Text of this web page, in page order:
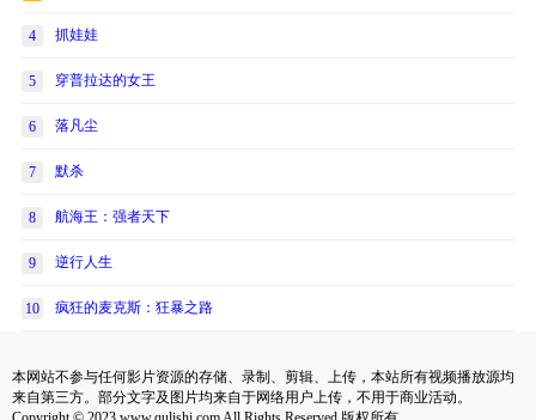
4 抓娃娃
5 穿普拉达的女王
6 落凡尘
7 默杀
8 航海王：强者天下
9 逆行人生
10 疯狂的麦克斯：狂暴之路
本网站不参与任何影片资源的存储、录制、剪辑、上传，本站所有视频播放源均
来自第三方。部分文字及图片均来自于网络用户上传，不用于商业活动。